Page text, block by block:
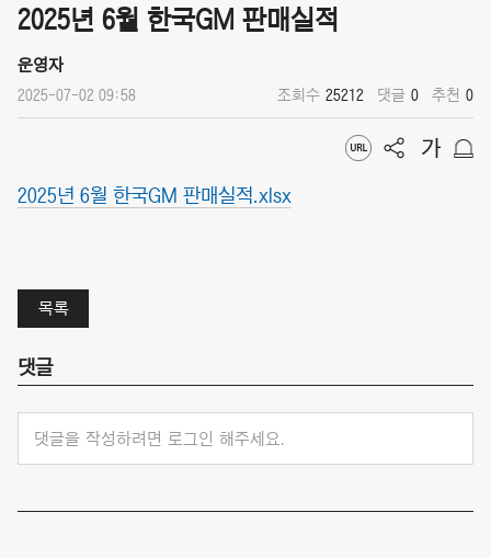
2025년 6월 한국GM 판매실적
운영자
2025-07-02 09:58 조회수 25212 댓글 0 추천 0
2025년 6월 한국GM 판매실적.xlsx
목록
댓글
댓글을 작성하려면 로그인 해주세요.